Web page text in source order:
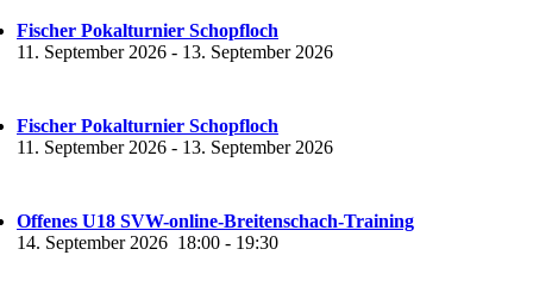
Fischer Pokalturnier Schopfloch
11. September 2026 - 13. September 2026
Fischer Pokalturnier Schopfloch
11. September 2026 - 13. September 2026
Offenes U18 SVW-online-Breitenschach-Training
14. September 2026 18:00 - 19:30